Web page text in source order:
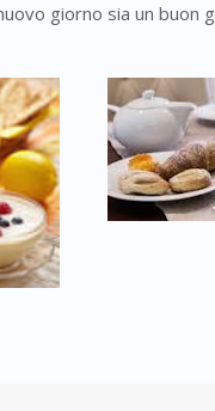
giorno sia un buon